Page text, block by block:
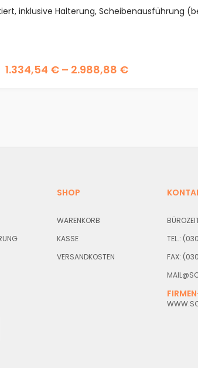
inklusive Halterung, Scheibenausführung
1.334,54 € – 2.988,88 €
SHOP
WARENKORB
KASSE
VERSANDKOSTEN
TEL.:
FAX: